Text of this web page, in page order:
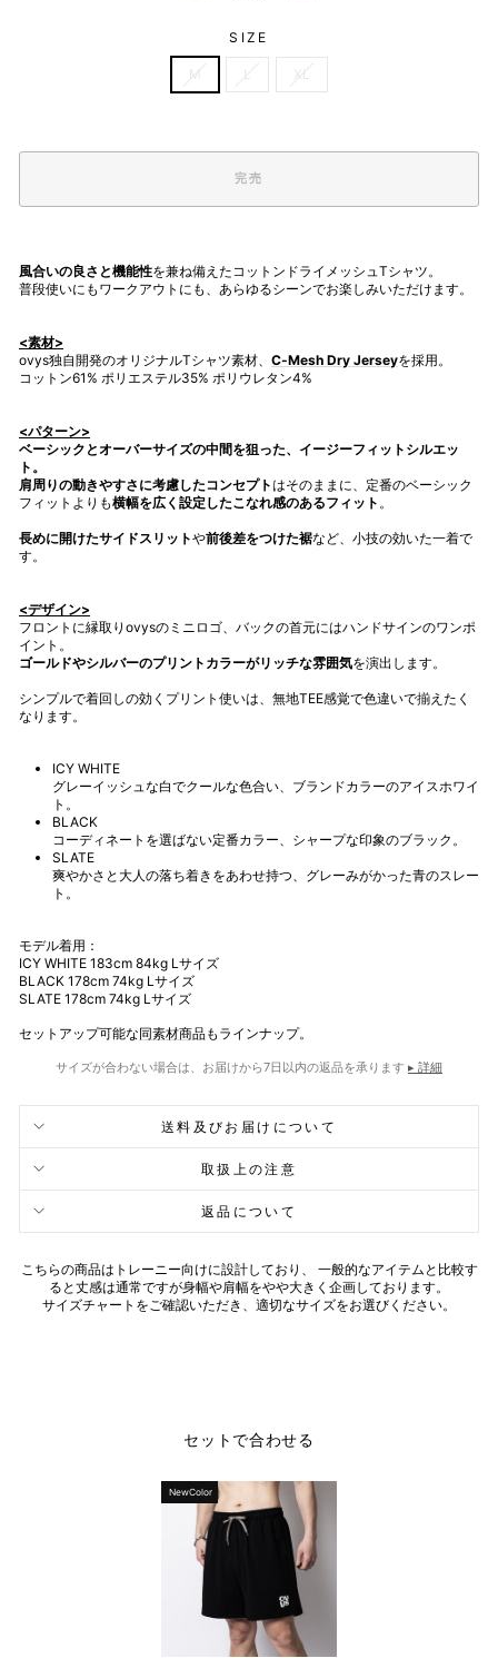
SIZE
M L XL
完売
風合いの良さと機能性を兼ね備えたコットンドライメッシュTシャツ。
普段使いにもワークアウトにも、あらゆるシーンでお楽しみいただけます。
<素材>
ovys独自開発のオリジナルTシャツ素材、 C-Mesh Dry Jerseyを採用。
コットン61% ポリエステル35% ポリウレタン4%
<パターン>
ベーシックとオーバーサイズの中間を狙った、イージーフィットシルエッ
ト。
肩周りの動きやすさに考慮したコンセプトはそのままに、定番のベーシック
フィットよりも横幅を広く設定したこなれ感のあるフィット 。
長めに開けたサイドスリットや前後差をつけた裾など、小技の効いた一着で
す。
<デザイン>
フロントに縁取りovysのミニロゴ、バックの首元にはハンドサインのワンポ
イント。
ゴールドやシルバーのプリントカラーがリッチな雰囲気を演出します。
シンプルで着回しの効くプリント使いは、無地TEE感覚で色違いで揃えたく
なります。
ICY WHITE
グレーイッシュな白でクールな色合い、ブランドカラーのアイスホワイ
ト。
BLACK
コーディネートを選ばない定番カラー、シャープな印象のブラック。
SLATE
爽やかさと大人の落ち着きをあわせ持つ、グレーみがかった青のスレー
ト。
モデル着用：
ICY WHITE 183cm 84kg Lサイズ
BLACK 178cm 74kg L サイズ
SLATE 178cm 74kg L サイズ
セットアップ可能な同素材商品もラインナップ。
サイズが合わない場合は、お届けから7日以内の返品を承ります ▸ 詳細
送料及びお届けについて
取扱上の注意
返品について
こちらの商品はトレーニー向けに設計しており、 一般的なアイテムと比較す
ると丈感は通常ですが身幅や肩幅をやや大きく企画しております。
サイズチャートをご確認いただき、適切なサイズをお選びください。
セットで合わせる
NewColor